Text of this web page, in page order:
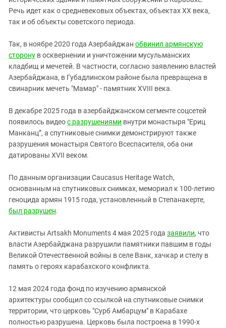
Речь идет как о средневековых объектах, объектах XX века,
так и об объекты советского периода.
Так, в ноябре 2020 года Азербайджан обвинил армянскую
сторону в осквернении и уничтожении мусульманских
кладбищ и мечетей. В частности, согласно заявлению властей
Азербайджана, в Губадлинском районе была превращена в
свинарник мечеть "Мамар" - памятник XVIII века.
В декабре 2025 года в азербайджанском сегменте соцсетей
появилось видеос разрушениями внутри монастыря "Ериц
Манканц”, а спутниковые снимки демонстрируют также
разрушения монастыря Святого Всеспасителя, оба они
датированы XVII веком.
По данным организации Caucasus Heritage Watch,
основанным на спутниковых снимках, мемориал к 100-летию
геноцида армян 1915 года, установленный в Степанакерте,
был разрушен.
Активисты Artsakh Monuments 4 мая 2025 года заявили, что
власти Азербайджана разрушили памятники павшим в годы
Великой Отечественной войны в селе Ванк, хачкар и стелу в
память о героях карабахского конфликта.
12 мая 2024 года фонд по изучению армянской
архитектуры сообщил со ссылкой на спутниковые снимки
территории, что церковь "Сурб Амбарцум" в Карабахе
полностью разрушена. Церковь была построена в 1990-х